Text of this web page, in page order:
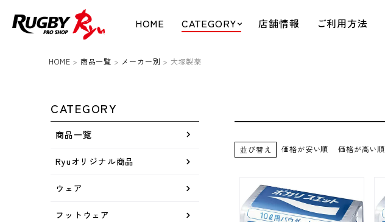
HOME CATEGORY 店舗情報 ご利用方法
HOME 商品一覧 メーカー別 大塚製薬
CATEGORY
商品一覧
Ryuオリジナル商品
ウェア
フットウェア
並び替え 価格が安い順 価格が高い順